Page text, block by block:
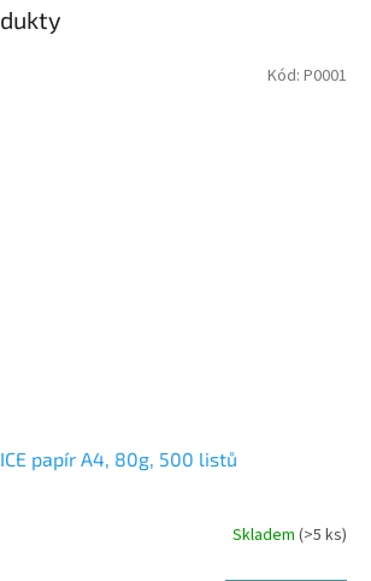
papír A4, 80g, 500 listů
Skladem (>5 ks)
Kód: P0001